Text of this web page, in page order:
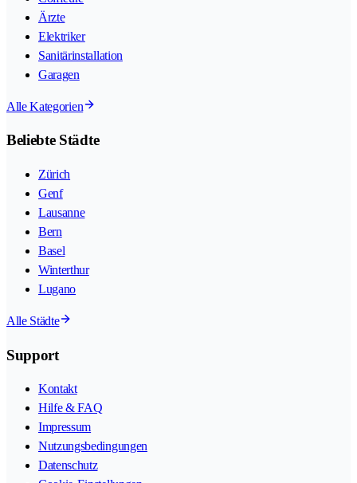
Ärzte
Elektriker
Sanitärinstallation
Garagen
Alle Kategorien
Beliebte Städte
Zürich
Genf
Lausanne
Bern
Basel
Winterthur
Lugano
Alle Städte
Support
Kontakt
Hilfe & FAQ
Impressum
Nutzungsbedingungen
Datenschutz